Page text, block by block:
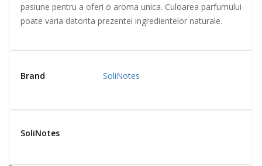
pasiune pentru a oferi o aroma unica. Culoarea parfumului
poate varia datorita prezentei ingredientelor naturale.
Brand SoliNotes
SoliNotes